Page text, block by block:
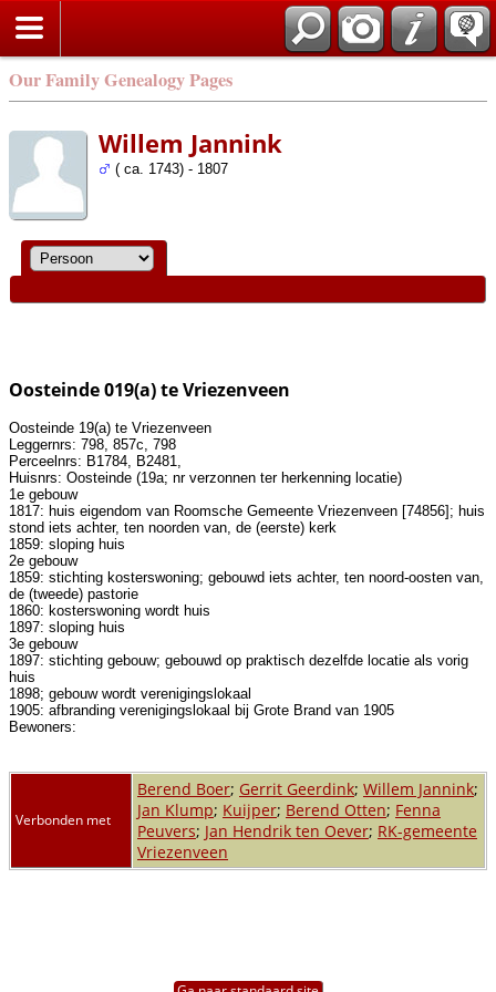
Our Family Genealogy Pages
Willem Jannink
( ca. 1743) - 1807
Oosteinde 019(a) te Vriezenveen
Oosteinde 19(a) te Vriezenveen
Leggernrs: 798, 857c, 798
Perceelnrs: B1784, B2481,
Huisnrs: Oosteinde (19a; nr verzonnen ter herkenning locatie)
1e gebouw
1817: huis eigendom van Roomsche Gemeente Vriezenveen [74856]; huis
stond iets achter, ten noorden van, de (eerste) kerk
1859: sloping huis
2e gebouw
1859: stichting kosterswoning; gebouwd iets achter, ten noord-oosten van,
de (tweede) pastorie
1860: kosterswoning wordt huis
1897: sloping huis
3e gebouw
1897: stichting gebouw; gebouwd op praktisch dezelfde locatie als vorig
huis
1898; gebouw wordt verenigingslokaal
1905: afbranding verenigingslokaal bij Grote Brand van 1905
Bewoners:
Verbonden met
Berend Boer; Gerrit Geerdink; Willem Jannink;
Jan Klump; Kuijper; Berend Otten; Fenna
Peuvers; Jan Hendrik ten Oever; RK-gemeente
Vriezenveen